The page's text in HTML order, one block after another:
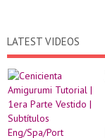
LATEST VIDEOS